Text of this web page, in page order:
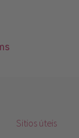
Sitios úteis